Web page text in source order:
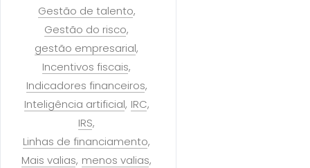
Gestão de talento
Gestão do risco
gestão empresarial
Incentivos fiscais
Indicadores financeiros
Inteligência artificial IRC
IRS
Linhas de financiamento
Mais valias menos valias